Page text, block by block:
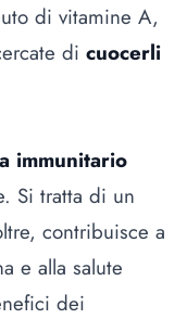
di vitamine A,
di cuocerli
immunitario
Si tratta di un
contribuisce a
e alla salute
dei